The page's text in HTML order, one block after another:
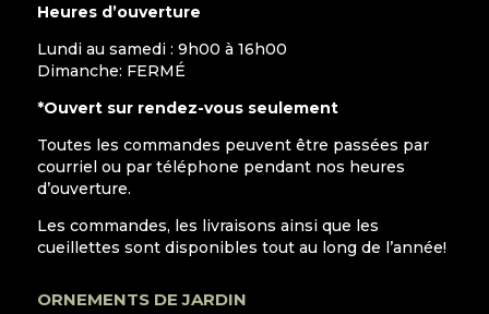
Heures d’ouverture
Lundi au samedi : 9h00 à 16h00
Dimanche: FERMÉ
*Ouvert sur rendez-vous seulement
Toutes les commandes peuvent être passées par
courriel ou par téléphone pendant nos heures
d’ouverture.
Les commandes, les livraisons ainsi que les
cueillettes sont disponibles tout au long de l’année!
ORNEMENTS DE JARDIN